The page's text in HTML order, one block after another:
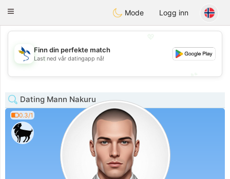
SvenskaDating
Toggle
Mode Logg inn
💖
Finn din perfekte match
Last ned vår datingapp nå!
Dating Mann Nakuru
0.3/1